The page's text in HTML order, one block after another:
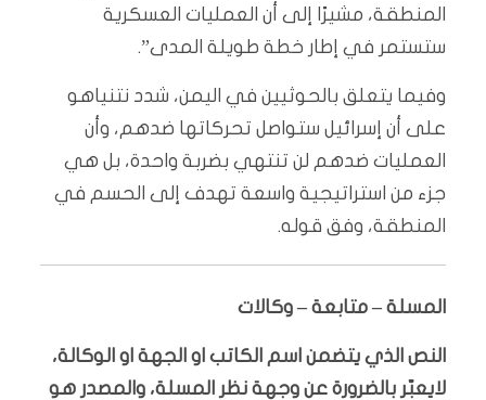
المنطقة، مشيرًا إلى أن العمليات العسكرية
ستستمر في إطار خطة طويلة المدى”.
وفيما يتعلق بالحوثيين في اليمن، شدد نتنياهو
على أن إسرائيل ستواصل تحركاتها ضدهم، وأن
العمليات ضدهم لن تنتهي بضربة واحدة، بل هي
جزء من استراتيجية واسعة تهدف إلى الحسم في
المنطقة، وفق قوله.
المسلة – متابعة – وكالات
النص الذي يتضمن اسم الكاتب او الجهة او الوكالة،
لايعبّر بالضرورة عن وجهة نظر المسلة، والمصدر هو